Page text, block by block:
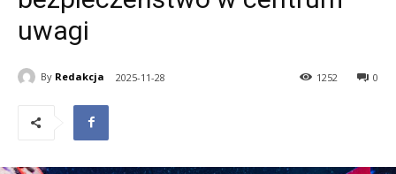
uwagi
By Redakcja 2025-11-28 0
1252